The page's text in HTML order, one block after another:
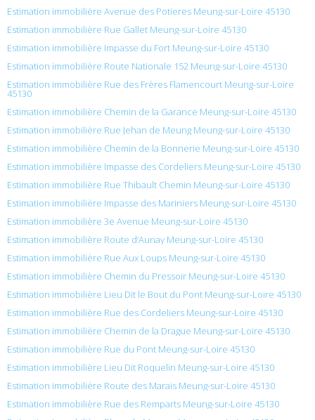
Estimation immobilière Avenue des Potieres Meung-sur-Loire 45130
Estimation immobilière Rue Gallet Meung-sur-Loire 45130
Estimation immobilière Impasse du Fort Meung-sur-Loire 45130
Estimation immobilière Route Nationale 152 Meung-sur-Loire 45130
Estimation immobilière Rue des Frères Flamencourt Meung-sur-Loire
45130
Estimation immobilière Chemin de la Garance Meung-sur-Loire 45130
Estimation immobilière Rue Jehan de Meung Meung-sur-Loire 45130
Estimation immobilière Chemin de la Bonnerie Meung-sur-Loire 45130
Estimation immobilière Impasse des Cordeliers Meung-sur-Loire 45130
Estimation immobilière Rue Thibault Chemin Meung-sur-Loire 45130
Estimation immobilière Impasse des Mariniers Meung-sur-Loire 45130
Estimation immobilière 3e Avenue Meung-sur-Loire 45130
Estimation immobilière Route d’Aunay Meung-sur-Loire 45130
Estimation immobilière Rue Aux Loups Meung-sur-Loire 45130
Estimation immobilière Chemin du Pressoir Meung-sur-Loire 45130
Estimation immobilière Lieu Dit le Bout du Pont Meung-sur-Loire 45130
Estimation immobilière Rue des Cordeliers Meung-sur-Loire 45130
Estimation immobilière Chemin de la Drague Meung-sur-Loire 45130
Estimation immobilière Rue du Pont Meung-sur-Loire 45130
Estimation immobilière Lieu Dit Roquelin Meung-sur-Loire 45130
Estimation immobilière Route des Marais Meung-sur-Loire 45130
Estimation immobilière Rue des Remparts Meung-sur-Loire 45130